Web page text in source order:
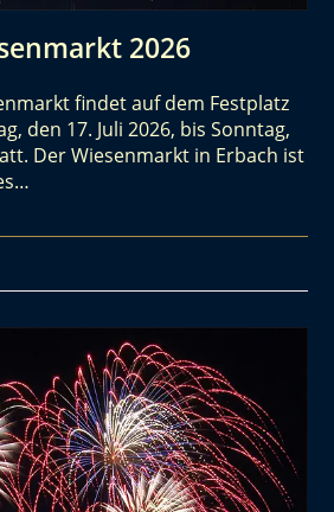
2026
findet auf dem Festplatz
den 17. Juli 2026, bis Sonntag,
Der Wiesenmarkt in Erbach ist